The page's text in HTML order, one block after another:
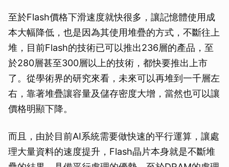
至於Flash價格下滑速度就快很多，讓記憶體使用成
本大幅降低，也是因為其使用堆疊的方式，不斷往上
堆，目前Flash的技術已可以推出236層的產品，至
於280層甚至300層以上的技術，都快要推出上市
了。從學術界的研究來看，未來可以再堆到一千層左
右，靠著堆疊讓容量及儲存密度大增，當然也可以讓
價格明顯下降。
而且，由於目前AI系統需要做快速的平行運算，讓處
理大量資料的速度提升，Flash晶片本身就是不斷堆